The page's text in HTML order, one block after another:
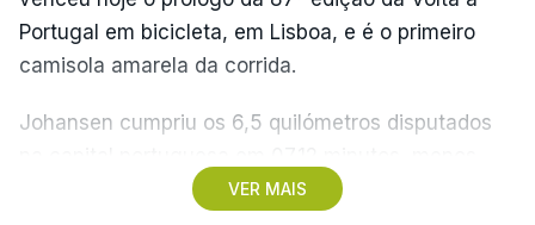
VER MAIS
Portugal em bicicleta, em Lisboa, e é o primeiro
camisola amarela da corrida.
Johansen cumpriu os 6,5 quilómetros disputados
quatro segundos do que o companheiro de equipa